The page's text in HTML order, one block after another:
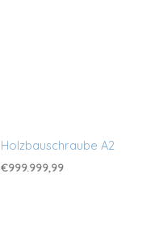
Holzbauschraube A2
€999.999,99